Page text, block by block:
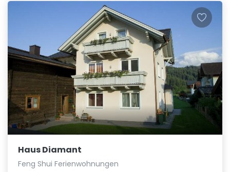
Haus Diamant
Feng Shui Ferienwohnungen